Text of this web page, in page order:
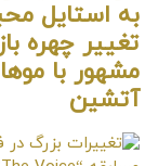
قرمز
جی